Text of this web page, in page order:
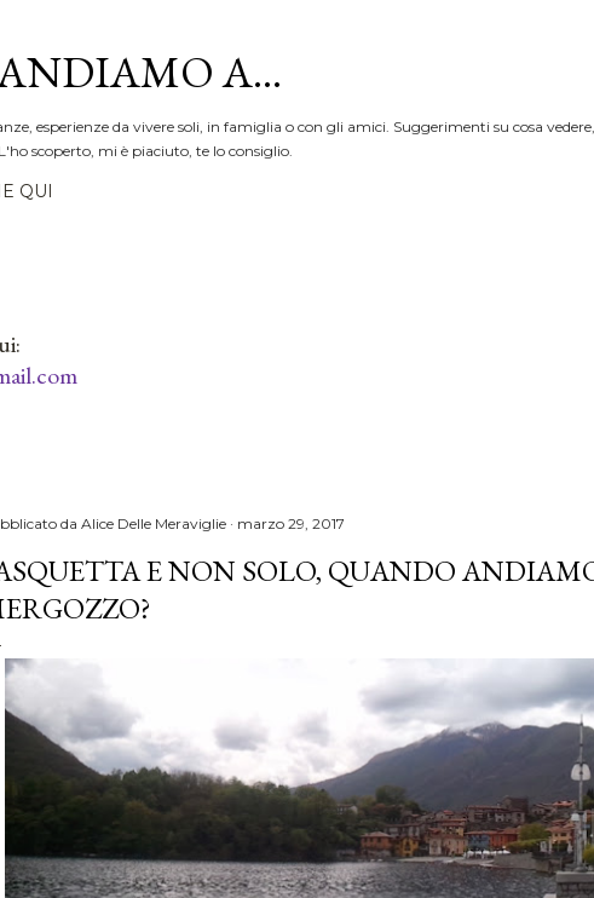
A...
esperienze da vivere soli, in famiglia o con gli amici. Suggerimenti su cosa
scoperto, mi è piaciuto, te lo consiglio.
QUI
da Alice Delle Meraviglie marzo 29, 2017
E NON SOLO, QUANDO